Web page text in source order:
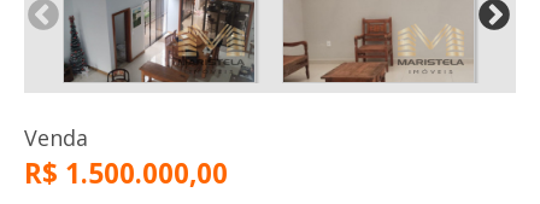
Venda
R$ 1.500.000,00